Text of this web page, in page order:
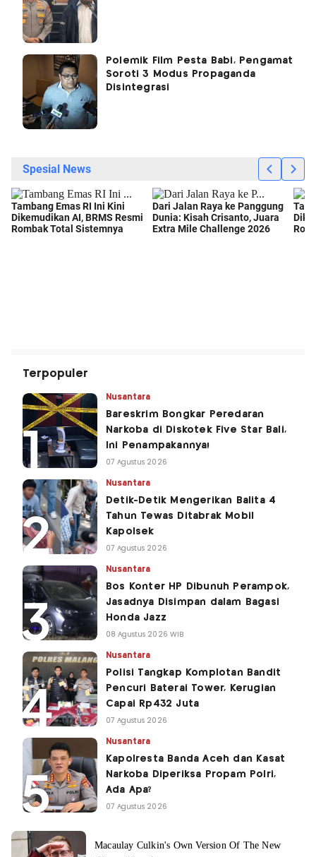
Polemik Film Pesta Babi, Pengamat
Soroti 3 Modus Propaganda
Disintegrasi
Terpopuler
Nusantara
Bareskrim Bongkar Peredaran
Narkoba di Diskotek Five Star Bali,
Ini Penampakannya!
07 Agustus 2026
Nusantara
Detik-Detik Mengerikan Balita 4
Tahun Tewas Ditabrak Mobil
Kapolsek
07 Agustus 2026
Nusantara
Bos Konter HP Dibunuh Perampok,
Jasadnya Disimpan dalam Bagasi
Honda Jazz
08 Agustus 2026 WIB
Nusantara
Polisi Tangkap Komplotan Bandit
Pencuri Baterai Tower, Kerugian
Capai Rp432 Juta
07 Agustus 2026
Nusantara
Kapolresta Banda Aceh dan Kasat
Narkoba Diperiksa Propam Polri,
Ada Apa?
07 Agustus 2026